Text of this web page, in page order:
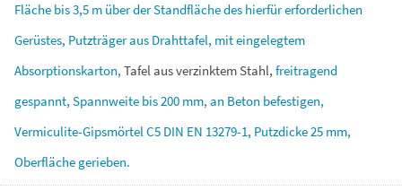
Fläche bis3,5 m überderStandflächedes hierfürerforderlichen
Gerüstes, Putzträgeraus Drahttafel, miteingelegtem
Absorptionskarton, TafelausverzinktemStahl, freitragend
gespannt, Spannweite bis200 mm, an Beton befestigen,
Vermiculite-GipsmörtelC5 DIN EN 13279-1, Putzdicke25 mm,
Oberfläche gerieben.